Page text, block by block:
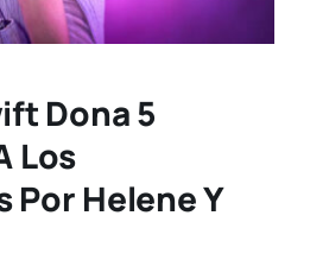
Dona 5
Los
Por Helene Y